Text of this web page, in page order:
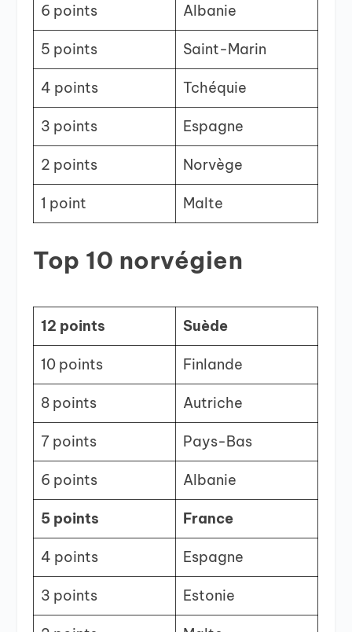
6 points Albanie
5 points Saint-Marin
4 points Tchéquie
3 points Espagne
2 points Norvège
1 point Malte
Top 10 norvégien
12 points Suède
10 points Finlande
8 points Autriche
7 points Pays-Bas
6 points Albanie
5 points France
4 points Espagne
3 points Estonie